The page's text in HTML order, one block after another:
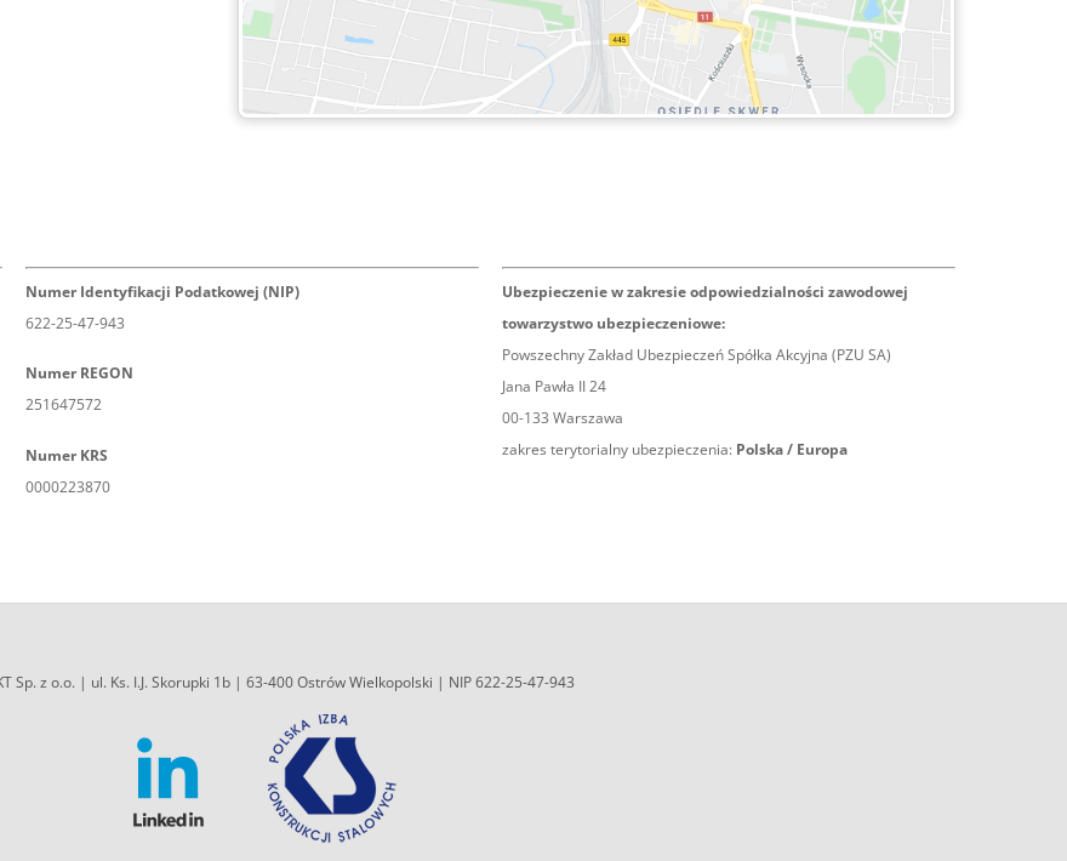
Numer Identyfikacji Podatkowej (NIP)
622-25-47-943
Numer REGON
251647572
Numer KRS
0000223870
Ubezpieczenie w zakresie odpowiedzialności zawodowej
towarzystwo ubezpieczeniowe:
Powszechny Zakład Ubezpieczeń Spółka Akcyjna (PZU SA)
Jana Pawła II 24
00-133 Warszawa
zakres terytorialny ubezpieczenia: Polska / Europa
Sp. z o.o. | ul. Ks. I.J. Skorupki 1b | 63-400 Ostrów Wielkopolski | NIP 622-25-47-943